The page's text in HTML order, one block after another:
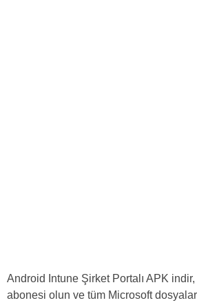
Android Intune Şirket Portalı APK
abonesi olun ve tüm Microsoft